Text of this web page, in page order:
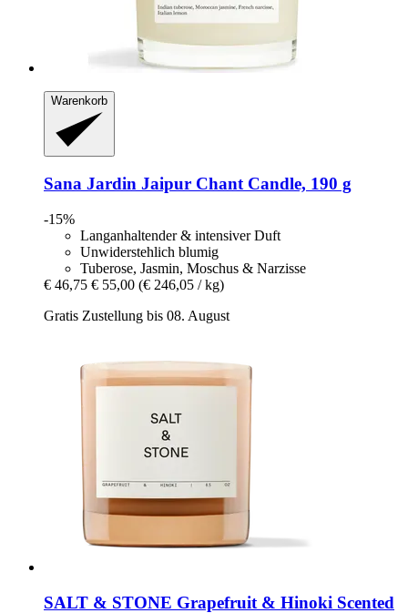
Warenkorb
Sana Jardin Jaipur Chant Candle, 190 g
-15%
Langanhaltender & intensiver Duft
Unwiderstehlich blumig
Tuberose, Jasmin, Moschus & Narzisse
€ 46,75 € 55,00 (€ 246,05 / kg)
Gratis Zustellung bis 08. August
SALT & STONE Grapefruit & Hinoki Scented